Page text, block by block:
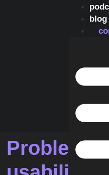
blog
Problema